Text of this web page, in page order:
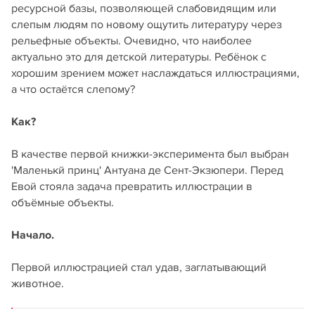
ресурсной базы, позволяющей слабовидящим или
слепым людям по новому ощутить литературу через
рельефные объекты. Очевидно, что наиболее
актуально это для детской литературы. Ребёнок с
хорошим зрением может наслаждаться иллюстрациями,
а что остаётся слепому?
Как?
В качестве первой книжки-эксперимента был выбран
'Маленькй принц' Антуана де Сент-Экзюпери. Перед
Евой стояла задача превратить иллюстрации в
объёмные объекты.
Начало.
Первой иллюстрацией стал удав, заглатывающий
животное.